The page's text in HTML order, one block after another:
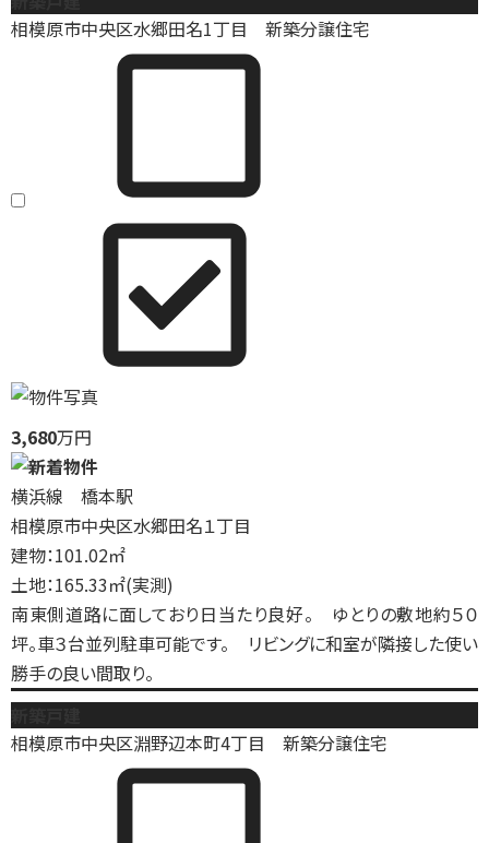
相模原市中央区水郷田名1丁目 新築分譲住宅
3,680万円
横浜線 橋本駅
相模原市中央区水郷田名１丁目
建物：101.02㎡
土地：165.33㎡(実測)
南東側道路に面しており日当たり良好。 ゆとりの敷地約５０
坪。車３台並列駐車可能です。 リビングに和室が隣接した使い
勝手の良い間取り。
相模原市中央区淵野辺本町4丁目 新築分譲住宅